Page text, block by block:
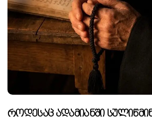
Როდესაც Ადამიანში